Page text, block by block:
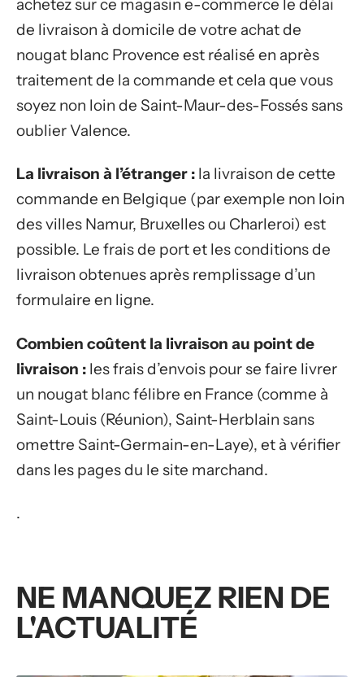
achetez sur ce magasin e-commerce le délai
de livraison à domicile de votre achat de
nougat blanc Provence est réalisé en après
traitement de la commande et cela que vous
soyez non loin de Saint-Maur-des-Fossés sans
oublier Valence.
La livraison à l’étranger : la livraison de cette
commande en Belgique (par exemple non loin
des villes Namur, Bruxelles ou Charleroi) est
possible. Le frais de port et les conditions de
livraison obtenues après remplissage d’un
formulaire en ligne.
Combien coûtent la livraison au point de
livraison : les frais d’envois pour se faire livrer
un nougat blanc félibre en France (comme à
Saint-Louis (Réunion), Saint-Herblain sans
omettre Saint-Germain-en-Laye), et à vérifier
dans les pages du le site marchand.
.
NE MANQUEZ RIEN DE
L'ACTUALITÉ